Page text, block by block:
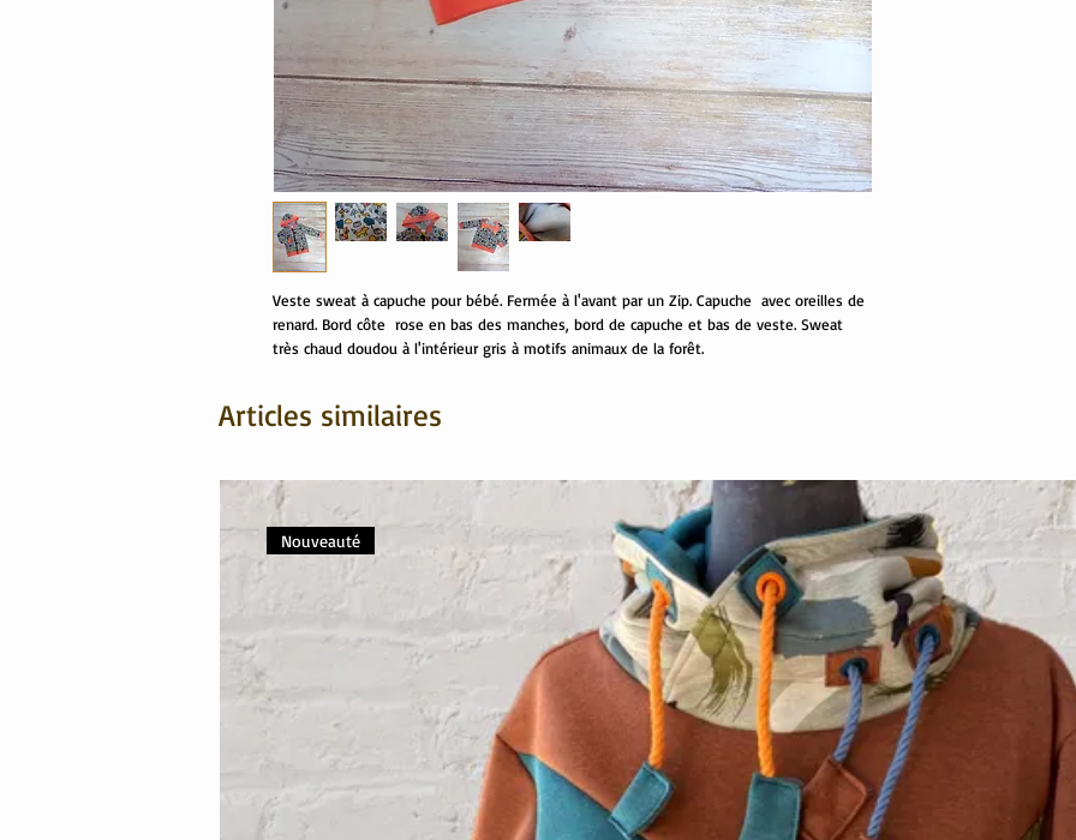
Veste sweat à capuche pour bébé. Fermée à l'avant par un Zip. Capuche avec oreilles de
renard. Bord côte rose en bas des manches, bord de capuche et bas de veste. Sweat
très chaud doudou à l'intérieur gris à motifs animaux de la forêt.
Articles similaires
Nouveauté